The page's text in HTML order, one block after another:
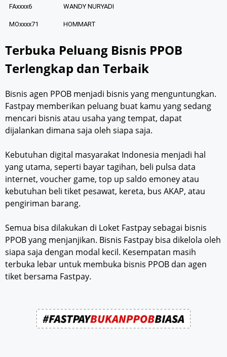
FAxxxx6 WANDY NURYADI
MOxxxx71 HOMMART
Terbuka Peluang Bisnis PPOB
Terlengkap dan Terbaik
Bisnis agen PPOB menjadi bisnis yang menguntungkan.
Fastpay memberikan peluang buat kamu yang sedang
mencari bisnis atau usaha yang tempat, dapat
dijalankan dimana saja oleh siapa saja.
Kebutuhan digital masyarakat Indonesia menjadi hal
yang utama, seperti bayar tagihan, beli pulsa data
internet, voucher game, top up saldo emoney atau
kebutuhan beli tiket pesawat, kereta, bus AKAP, atau
pengiriman barang.
Semua bisa dilakukan di Loket Fastpay sebagai bisnis
PPOB yang menjanjikan. Bisnis Fastpay bisa dikelola oleh
siapa saja dengan modal kecil. Kesempatan masih
terbuka lebar untuk membuka bisnis PPOB dan agen
tiket bersama Fastpay.